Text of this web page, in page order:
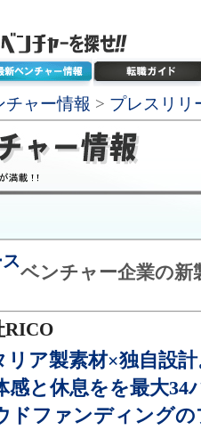
チャー情報 > プレスリリ
ベンチャー企業の新
RICO
リア製素材×独自設
感と休息をを最大34
ドファンディング